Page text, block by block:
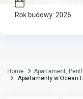
Rok budowy: 2026
Home Apartament,
Apartamenty w Ocean